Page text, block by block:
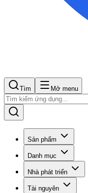
Tìm Mở menu
Sản phẩm
Danh mục
Nhà phát triển
Tài nguyên